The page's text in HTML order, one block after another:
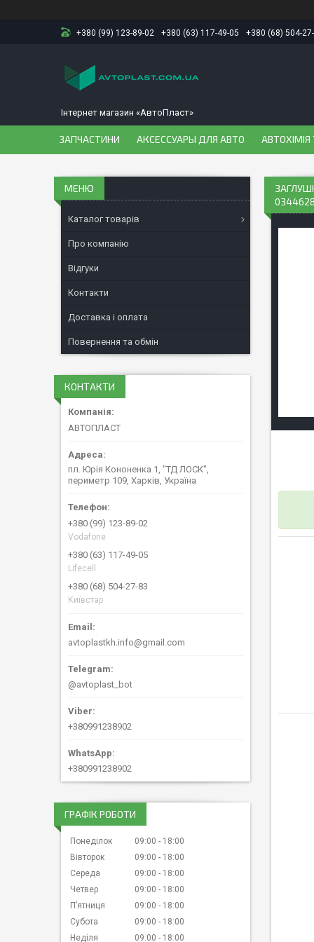
+380 (99) 123-89-02 +380 (63) 117-49-05 +380 (68) 504-
Інтернет магазин «АвтоПласт»
ЗАПЧАСТИНИ АКСЕССУАРЫ ДЛЯ АВТО АВТОХІМІЯ
Каталог товарів
Про компанію
Відгуки
Контакти
Доставка і оплата
Повернення та обмін
КОНТАКТИ
АВТОПЛАСТ
пл. Юрія Кононенка 1, "ТД ЛОСК",
периметр 109, Харків, Україна
+380 (99) 123-89-02
Vodafone
+380 (63) 117-49-05
Lifecell
+380 (68) 504-27-83
Київстар
avtoplastkh.info@gmail.com
@avtoplast_bot
+380991238902
+380991238902
ГРАФІК РОБОТИ
Понеділок 09:00
18:00
Вівторок
09:00
18:00
Середа
09:00
18:00
Четвер
09:00
18:00
Пʼятниця
09:00
18:00
Субота
09:00
18:00
Неділя
09:00 18:00